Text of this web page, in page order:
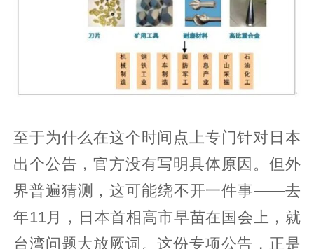
至于为什么在这个时间点上专门针对日本
出个公告，官方没有写明具体原因。但外
界普遍猜测，这可能绕不开一件事——去
年11月，日本首相高市早苗在国会上，就
台湾问题大放厥词。这份专项公告，正是